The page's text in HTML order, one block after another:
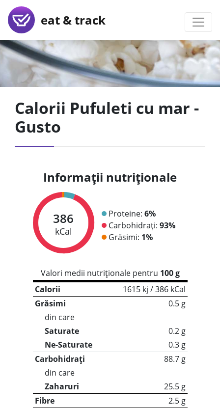
eat & track
Calorii Pufuleti cu mar -
Gusto
Informații nutriționale
386
kCal
Proteine: 6%
Carbohidrați: 93%
Grăsimi: 1%
Valori medii nutriționale pentru 100 g
Calorii
1615 kj / 386 kCal
Grăsimi
0.5 g
din care
Saturate
0.2 g
Ne-Saturate
0.3 g
Carbohidrați
88.7 g
din care
Zaharuri
25.5 g
Fibre
2.5 g